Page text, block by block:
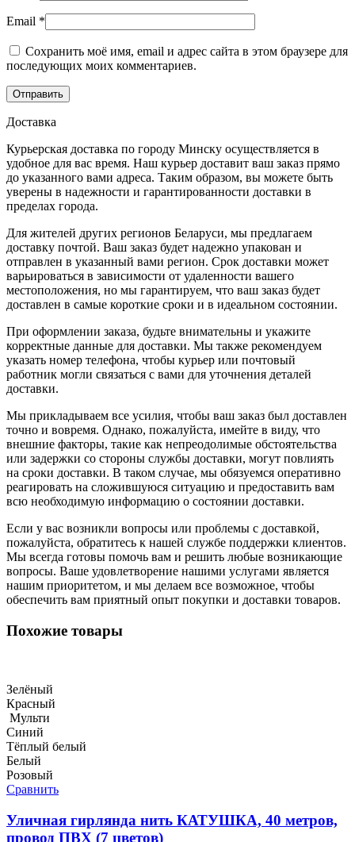
Email *
Сохранить моё имя, email и адрес сайта в этом браузере для
последующих моих комментариев.
Доставка
Курьерская доставка по городу Минску осуществляется в
удобное для вас время. Наш курьер доставит ваш заказ прямо
до указанного вами адреса. Таким образом, вы можете быть
уверены в надежности и гарантированности доставки в
пределах города.
Для жителей других регионов Беларуси, мы предлагаем
доставку почтой. Ваш заказ будет надежно упакован и
отправлен в указанный вами регион. Срок доставки может
варьироваться в зависимости от удаленности вашего
местоположения, но мы гарантируем, что ваш заказ будет
доставлен в самые короткие сроки и в идеальном состоянии.
При оформлении заказа, будьте внимательны и укажите
корректные данные для доставки. Мы также рекомендуем
указать номер телефона, чтобы курьер или почтовый
работник могли связаться с вами для уточнения деталей
доставки.
Мы прикладываем все усилия, чтобы ваш заказ был доставлен
точно и вовремя. Однако, пожалуйста, имейте в виду, что
внешние факторы, такие как непреодолимые обстоятельства
или задержки со стороны службы доставки, могут повлиять
на сроки доставки. В таком случае, мы обязуемся оперативно
реагировать на сложившуюся ситуацию и предоставить вам
всю необходимую информацию о состоянии доставки.
Если у вас возникли вопросы или проблемы с доставкой,
пожалуйста, обратитесь к нашей службе поддержки клиентов.
Мы всегда готовы помочь вам и решить любые возникающие
вопросы. Ваше удовлетворение нашими услугами является
нашим приоритетом, и мы делаем все возможное, чтобы
обеспечить вам приятный опыт покупки и доставки товаров.
Похожие товары
Зелёный
Красный
Мульти
Синий
Тёплый белый
Белый
Розовый
Сравнить
Уличная гирлянда нить КАТУШКА, 40 метров,
провод ПВХ (7 цветов)